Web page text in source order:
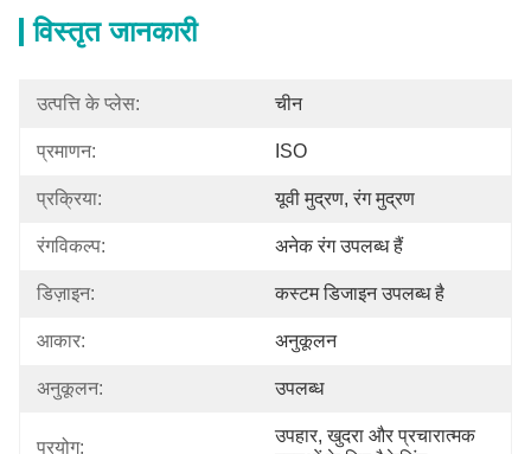
विस्तृत जानकारी
उत्पत्ति के प्लेस: चीन
प्रमाणन: ISO
प्रक्रिया: यूवी मुद्रण, रंग मुद्रण
रंगविकल्प: अनेक रंग उपलब्ध हैं
डिज़ाइन: कस्टम डिजाइन उपलब्ध है
आकार: अनुकूलन
अनुकूलन: उपलब्ध
प्रयोग:
उपहार, खुदरा और प्रचारात्मक